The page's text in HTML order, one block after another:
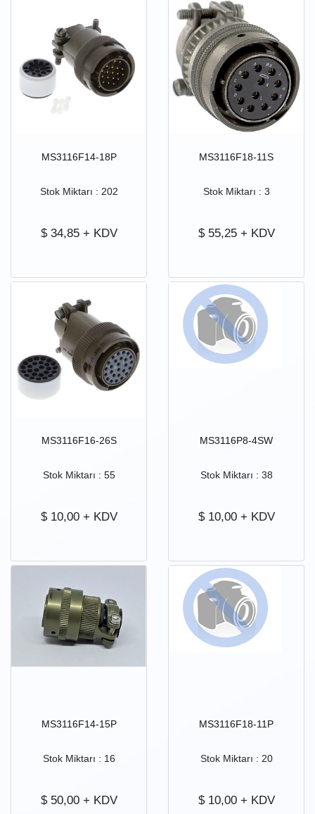
MS3116F14-18P
Stok Miktarı : 202
$ 34,85+ KDV
MS3116F18-11S
Stok Miktarı : 3
$ 55,25+ KDV
MS3116F16-26S
Stok Miktarı : 55
$ 10,00+ KDV
MS3116P8-4SW
Stok Miktarı : 38
$ 10,00+ KDV
MS3116F14-15P
Stok Miktarı : 16
$ 50,00+ KDV
MS3116F18-11P
Stok Miktarı : 20
$ 10,00+ KDV